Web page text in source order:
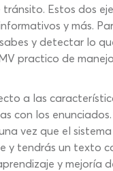
Estos dos
y más.
y detectar lo
practico de
a las
con los
vez que el
y tendrás un texto
y mejoría